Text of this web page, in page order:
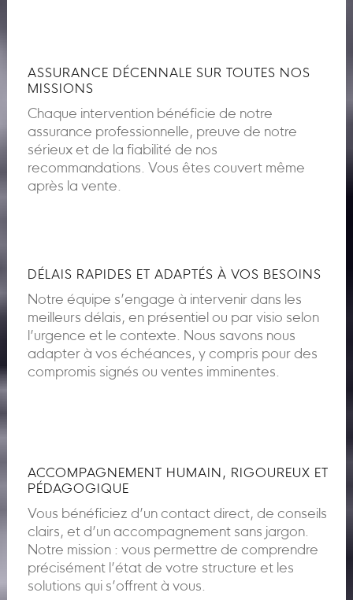
ASSURANCE DÉCENNALE SUR TOUTES NOS
MISSIONS
Chaque intervention bénéficie de notre
assurance professionnelle, preuve de notre
sérieux et de la fiabilité de nos
recommandations. Vous êtes couvert même
après la vente.
DÉLAIS RAPIDES ET ADAPTÉS À VOS BESOINS
Notre équipe s’engage à intervenir dans les
meilleurs délais, en présentiel ou par visio selon
l’urgence et le contexte. Nous savons nous
adapter à vos échéances, y compris pour des
compromis signés ou ventes imminentes.
ACCOMPAGNEMENT HUMAIN, RIGOUREUX ET
PÉDAGOGIQUE
Vous bénéficiez d’un contact direct, de conseils
clairs, et d’un accompagnement sans jargon.
Notre mission : vous permettre de comprendre
précisément l’état de votre structure et les
solutions qui s’offrent à vous.